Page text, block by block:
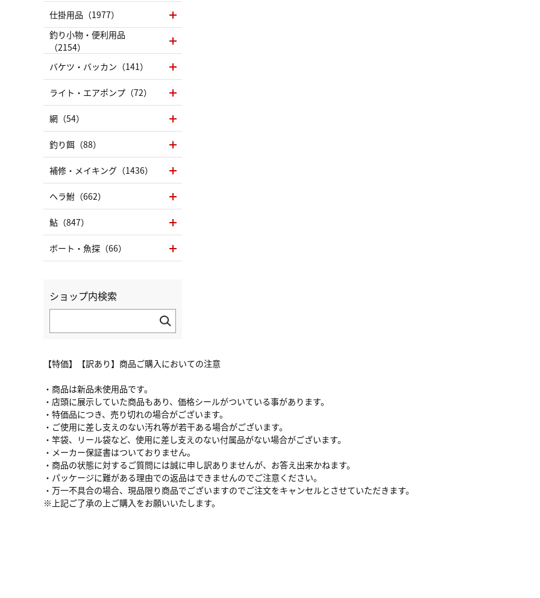
【特価】【訳あり】商品ご購入においての注意
・商品は新品未使用品です。
・店頭に展示していた商品もあり、価格シールがついている事があります。
・特価品につき、売り切れの場合がございます。
・ご使用に差し支えのない汚れ等が若干ある場合がございます。
・竿袋、リール袋など、使用に差し支えのない付属品がない場合がございます。
・メーカー保証書はついておりません。
・商品の状態に対するご質問には誠に申し訳ありませんが、お答え出来かねます。
・パッケージに難がある理由での返品はできませんのでご注意ください。
・万一不具合の場合、現品限り商品でございますのでご注文をキャンセルとさせていただきます。
※上記ご了承の上ご購入をお願いいたします。
仕掛用品（1977）
釣り小物・便利用品
（2154）
バケツ・バッカン（141）
ライト・エアポンプ（72）
網（54）
釣り餌（88）
補修・メイキング（1436）
ヘラ鮒（662）
鮎（847）
ボート・魚探（66）
ショップ内検索